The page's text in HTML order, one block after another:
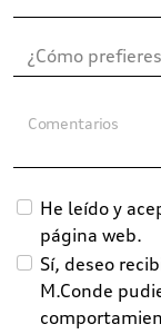
Comentarios
He leído y
página web.
Sí, deseo
M.Conde